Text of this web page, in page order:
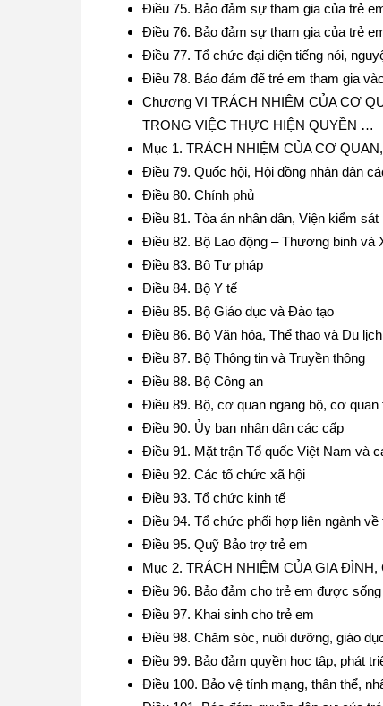
Điều 75. Bảo đảm sự tham gia của trẻ
Điều 76. Bảo đảm sự tham gia của trẻ
Điều 77. Tổ chức đại diện tiếng nói,
Điều 78. Bảo đảm để trẻ em tham gia
Chương VI TRÁCH NHIỆM CỦA CƠ
TRONG VIỆC THỰC HIỆN QUYỀN …
Mục 1. TRÁCH NHIỆM CỦA CƠ
Điều 79. Quốc hội, Hội đồng nhân dân
Điều 80. Chính phủ
Điều 81. Tòa án nhân dân, Viện kiểm sát
Điều 82. Bộ Lao động – Thương binh và
Điều 83. Bộ Tư pháp
Điều 84. Bộ Y tế
Điều 85. Bộ Giáo dục và Đào tạo
Điều 86. Bộ Văn hóa, Thể thao và Du lịch
Điều 87. Bộ Thông tin và Truyền thông
Điều 88. Bộ Công an
Điều 89. Bộ, cơ quan ngang bộ, cơ quan
Điều 90. Ủy ban nhân dân các cấp
Điều 91. Mặt trận Tổ quốc Việt Nam và
Điều 92. Các tổ chức xã hội
Điều 93. Tổ chức kinh tế
Điều 94. Tổ chức phối hợp liên ngành về
Điều 95. Quỹ Bảo trợ trẻ em
Mục 2. TRÁCH NHIỆM CỦA GIA
Điều 96. Bảo đảm cho trẻ em được
Điều 97. Khai sinh cho trẻ em
Điều 98. Chăm sóc, nuôi dưỡng, giáo
Điều 99. Bảo đảm quyền học tập, phát
Điều 100. Bảo vệ tính mạng, thân thể,